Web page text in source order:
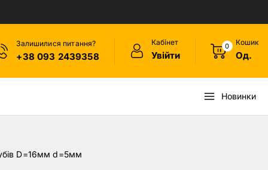
Залишилися питання?
+38 093 2439358
Кабінет
Увійти
0 Кошик
Од.
Новинки
D=16мм d=5мм